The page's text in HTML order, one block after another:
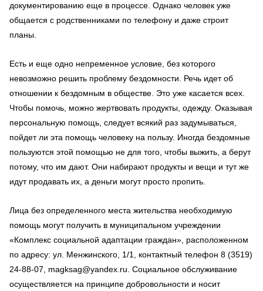
документированию еще в процессе. Однако человек уже
общается с родственниками по телефону и даже строит
планы.
Есть и еще одно непременное условие, без которого
невозможно решить проблему бездомности. Речь идет об
отношении к бездомным в обществе. Это уже касается всех.
Чтобы помочь, можно жертвовать продукты, одежду. Оказывая
персональную помощь, следует всякий раз задумываться,
пойдет ли эта помощь человеку на пользу. Иногда бездомные
пользуются этой помощью не для того, чтобы выжить, а берут
потому, что им дают. Они набирают продукты и вещи и тут же
идут продавать их, а деньги могут просто пропить.
Лица без определенного места жительства необходимую
помощь могут получить в муниципальном учреждении
«Комплекс социальной адаптации граждан», расположенном
по адресу: ул. Менжинского, 1/1, контактный телефон 8 (3519)
24-88-07, magksag@yandex.ru. Социальное обслуживание
осуществляется на принципе добровольности и носит